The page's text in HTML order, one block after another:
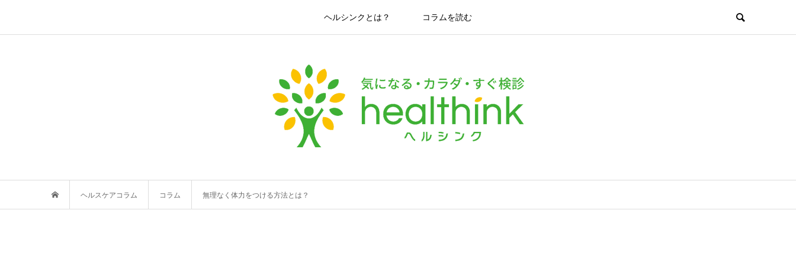
ヘルシンクとは？ コラムを読む
ヘルスケアコラム コラム 無理なく体力をつける方法とは？